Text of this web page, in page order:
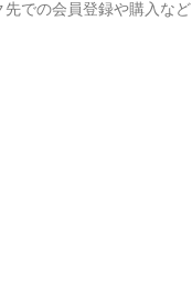
での会員登録や購入など